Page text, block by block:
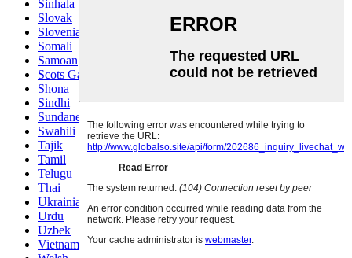
Sinhala
Slovak
Slovenian
Somali
Samoan
Scots Gaelic
Shona
Sindhi
Sundanese
Swahili
Tajik
Tamil
Telugu
Thai
Ukrainian
Urdu
Uzbek
Vietnamese